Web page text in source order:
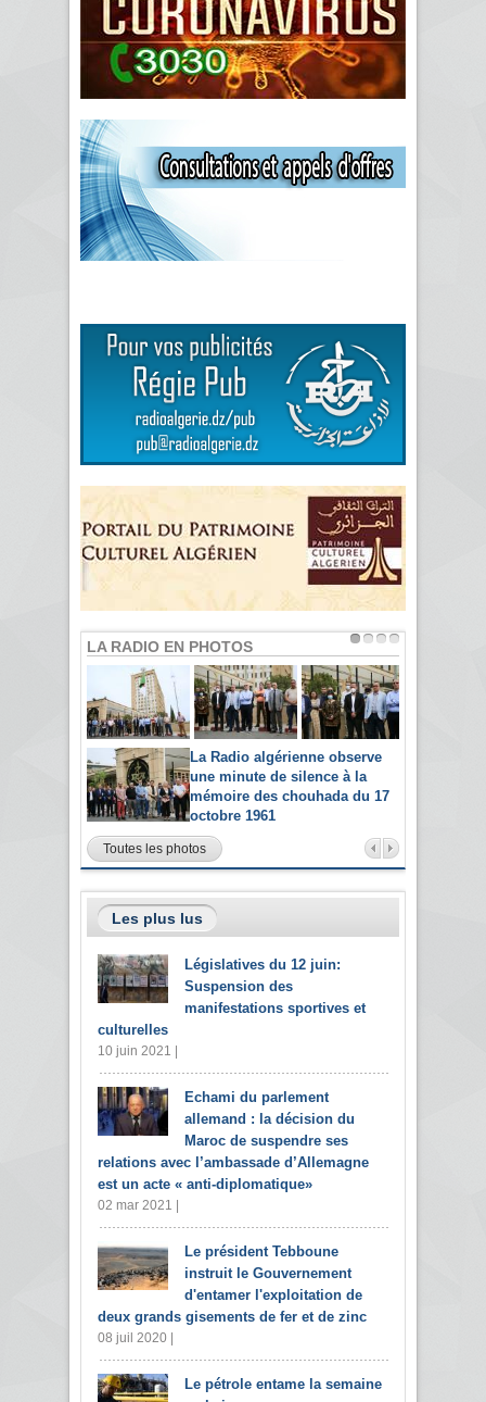
LA RADIO EN PHOTOS
La Radio algérienne observe
une minute de silence à la
mémoire des chouhada du 17
octobre 1961
Toutes les photos
Les plus lus
Législatives du 12 juin:
Suspension des
manifestations sportives et
culturelles
10 juin 2021 |
Echami du parlement
allemand : la décision du
Maroc de suspendre ses
relations avec l’ambassade d’Allemagne
est un acte « anti-diplomatique»
02 mar 2021 |
Le président Tebboune
instruit le Gouvernement
d'entamer l'exploitation de
deux grands gisements de fer et de zinc
08 juil 2020 |
Le pétrole entame la semaine